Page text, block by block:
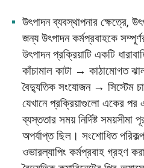
উৎপাদন ব্যবস্থাপনার ক্ষেত্রে,
জন্য উৎপাদন কর্মপ্রবাহকে
উৎপাদন প্রক্রিয়াটি একটি
কাঁচামাল কাটা → কাঠামোগত
বৈদ্যুতিক সংযোজন → সিস্টেম
যেখানে প্রক্রিয়াগুলো একের
ব্যস্ততার সময় নির্দিষ্ট
অপর্যাপ্ত ছিল। সংশোধিত
ওভারল্যাপিং কর্মপ্রবাহ গ্রহণ